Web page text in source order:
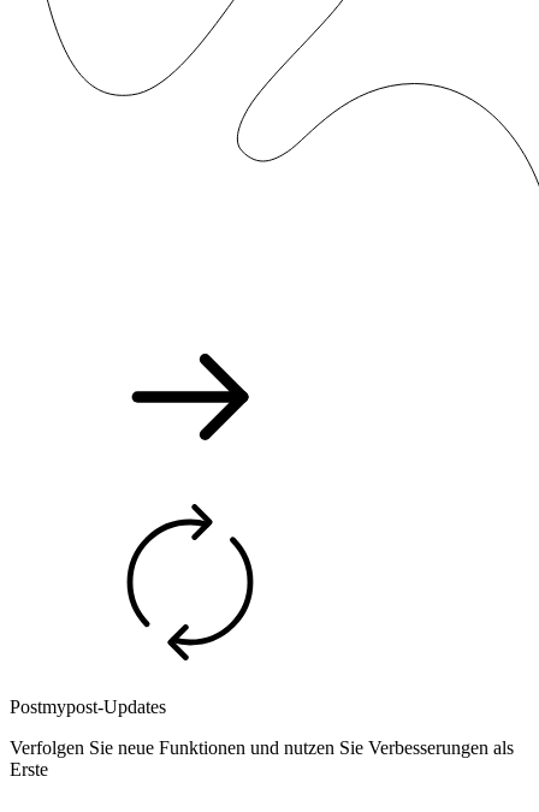
Postmypost-Updates
Verfolgen Sie neue Funktionen und nutzen Sie Verbesserungen als
Erste